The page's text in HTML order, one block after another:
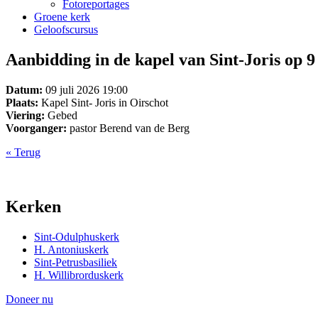
Fotoreportages
Groene kerk
Geloofscursus
Aanbidding in de kapel van Sint-Joris op
Datum: 09 juli 2026 19:00
Plaats: Kapel Sint- Joris in Oirschot
Viering: Gebed
Voorganger: pastor Berend van de Berg
« Terug
Kerken
Sint-Odulphuskerk
H. Antoniuskerk
Sint-Petrusbasiliek
H. Willibrorduskerk
Doneer nu